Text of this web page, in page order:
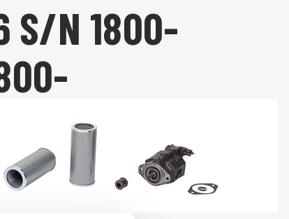
S/N 1800-